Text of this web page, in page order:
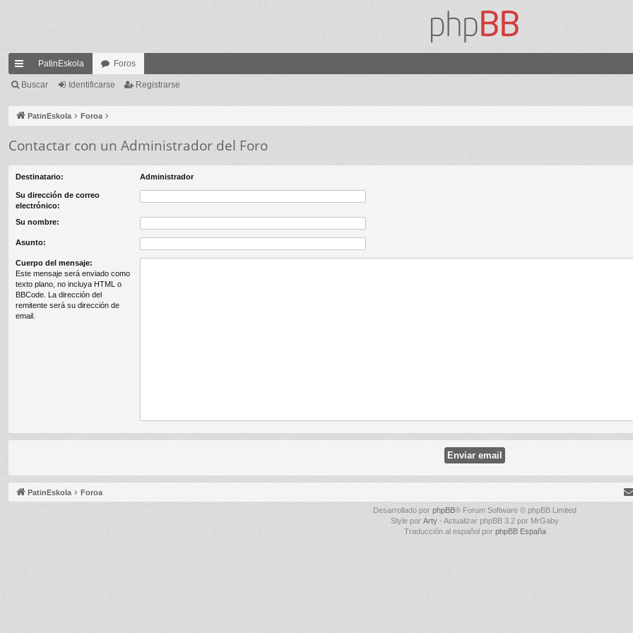
nl
ac
es
rá
do
PatinEskola Foros
Buscar Identificarse Registrarse
PatinEskola Foroa
Contactar con un Administrador del Foro
Destinatario: Administrador
Su dirección de correo
electrónico:
Su nombre:
Asunto:
Cuerpo del mensaje:
Este mensaje será enviado como
texto plano, no incluya HTML o
BBCode. La dirección del
remitente será su dirección de
email.
PatinEskola Foroa
Desarrollado por phpBB® Forum Software © phpBB Limited
Style por Arty - Actualizar phpBB 3.2 por MrGaby
Traducción al español por phpBB España